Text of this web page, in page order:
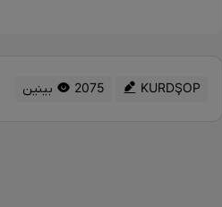
KURDŞOP 2075 بینین